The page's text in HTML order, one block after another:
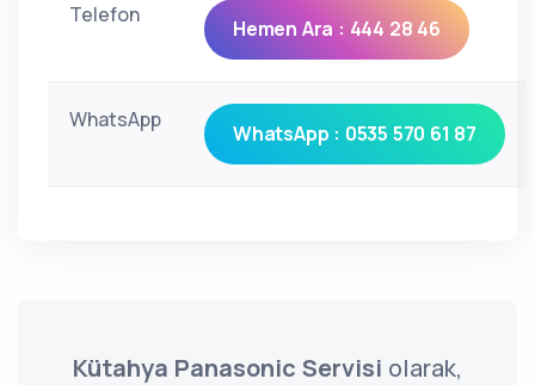
Telefon
Hemen Ara : 444 28 46
WhatsApp
WhatsApp : 0535 570 61 87
Kütahya Panasonic Servisi olarak,